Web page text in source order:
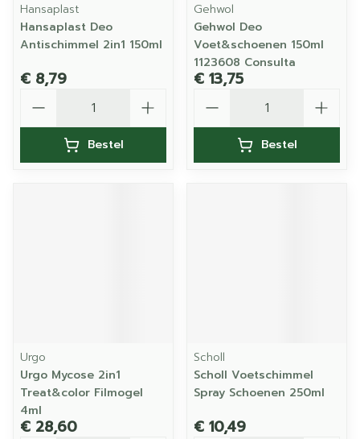
Hansaplast
Hansaplast Deo
Antischimmel 2in1 150ml
€ 8,79
Bestel
Gehwol
Gehwol Deo
Voet&schoenen 150ml
1123608 Consulta
€ 13,75
Bestel
Urgo
Urgo Mycose 2in1
Treat&color Filmogel
4ml
€ 28,60
Scholl
Scholl Voetschimmel
Spray Schoenen 250ml
€ 10,49